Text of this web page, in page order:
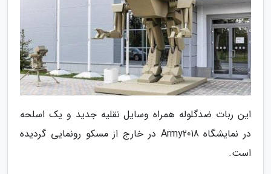
این ربات ضدگلوله همراه وسایل نقلیه جدید و یک اسلحه
در نمایشگاه Army2018 در خارج از مسکو رونمایی گردیده
است.